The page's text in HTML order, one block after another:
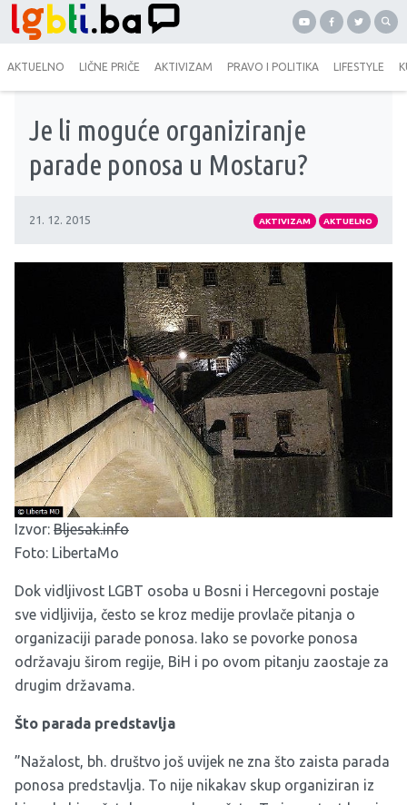
AKTUELNO LIČNE PRIČE AKTIVIZAM PRAVO I POLITIKA LIFESTYLE
Je li moguće organiziranje
parade ponosa u Mostaru?
21. 12. 2015 AKTIVIZAM AKTUELNO
Izvor: Bljesak.info
Foto: LibertaMo
Dok vidljivost LGBT osoba u Bosni i Hercegovni postaje
sve vidljivija, često se kroz medije provlače pitanja o
organizaciji parade ponosa. Iako se povorke ponosa
održavaju širom regije, BiH i po ovom pitanju zaostaje za
drugim državama.
Što parada predstavlja
”Nažalost, bh. društvo još uvijek ne zna što zaista parada
ponosa predstavlja. To nije nikakav skup organiziran iz